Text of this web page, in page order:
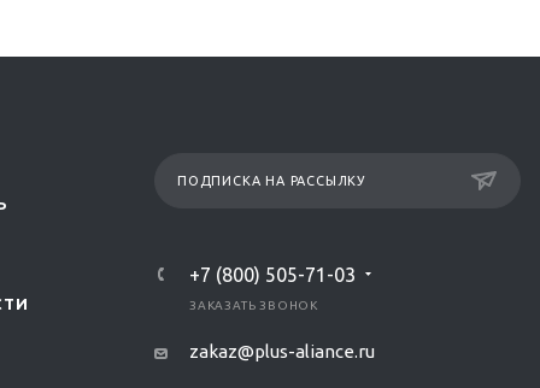
ПОДПИСКА НА РАССЫЛКУ
+7 (800) 505-71-03
ЗАКАЗАТЬ ЗВОНОК
zakaz@plus-aliance.ru